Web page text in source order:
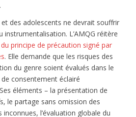
des adolescents ne devrait souffrir
L’AMQG réitère
principe de précaution signé par
. Elle demande que les risques des
du genre soient évalués dans le
de consentement éclairé
éléments – la présentation de
le partage sans omission des
l’évaluation globale du